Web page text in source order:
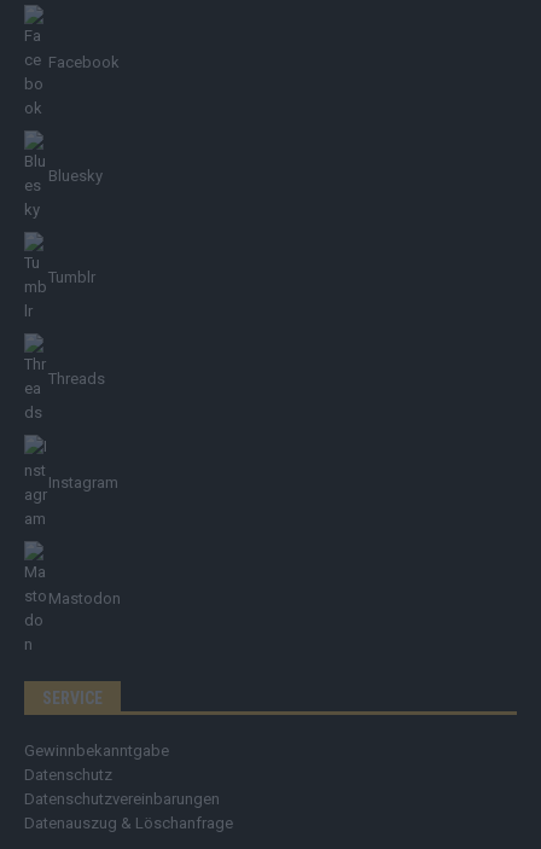
Facebook
Bluesky
Tumblr
Threads
Instagram
Mastodon
SERVICE
Gewinnbekanntgabe
Datenschutz
Datenschutzvereinbarungen
Datenauszug & Löschanfrage